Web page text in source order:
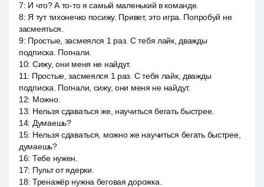
7: И что? А то-то я самый маленький в команде.
8: Я тут тихонечко посижу. Привет, это игра. Попробуй не
засмеяться.
9: Простые, засмеялся 1 раз. С тебя лайк, дважды
подписка. Погнали.
10: Сижу, они меня не найдут.
11: Простые, засмеялся 1 раз. С тебя лайк, дважды
подписка. Погнали, сижу, они меня не найдут.
12: Можно.
13: Нельзя сдаваться же, научиться бегать быстрее.
14: Думаешь?
15: Нельзя сдаваться, можно же научиться бегать быстрее,
думаешь?
16: Тебе нужен.
17: Пульт от ядерки.
18: Тренажёр нужна беговая дорожка.